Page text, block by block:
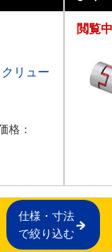
リュー
格：
閲覧
仕様・寸法
で絞り込む